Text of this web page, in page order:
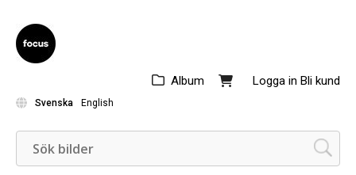
Logga in Bli kund
Album
Svenska English